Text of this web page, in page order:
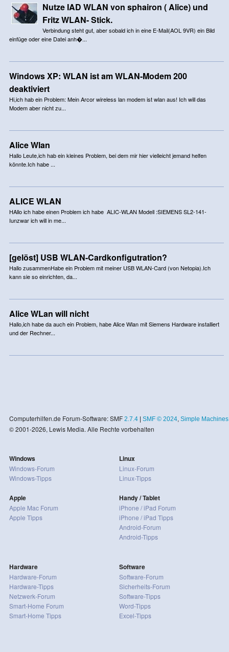
Nutze IAD WLAN von sphairon ( Alice) und
Fritz WLAN- Stick.
Verbindung steht gut, aber sobald ich in eine E-Mail(AOL 9VR) ein Bild
einfüge oder eine Datei anh�...
Windows XP: WLAN ist am WLAN-Modem 200
deaktiviert
Hi,ich hab ein Problem: Mein Arcor wireless lan modem ist wlan aus! Ich will das
Modem aber nicht zu...
Alice Wlan
Hallo Leute,ich hab ein kleines Problem, bei dem mir hier vielleicht jemand helfen
könnte.Ich habe ...
ALICE WLAN
HAllo ich habe einen Problem ich habe ALIC-WLAN Modell :SIEMENS SL2-141-
Iunzwar ich will in me...
[gelöst] USB WLAN-Cardkonfigutration?
Hallo zusammenHabe ein Problem mit meiner USB WLAN-Card (von Netopia).Ich
kann sie so einrichten, da...
Alice WLan will nicht
Hallo,ich habe da auch ein Problem, habe Alice Wlan mit Siemens Hardware installiert
und der Rechner...
Computerhilfen.de Forum-Software: SMF 2.7.4| SMF © 2024, Simple Machines
© 2001-2026, Lewis Media. Alle Rechte vorbehalten
Windows
Windows-Forum
Windows-Tipps
Apple
Apple Mac Forum
Apple Tipps
Linux
Linux-Forum
Linux-Tipps
Handy / Tablet
iPhone / iPad Forum
iPhone / iPad Tipps
Android-Forum
Android-Tipps
Hardware
Hardware-Forum
Hardware-Tipps
Netzwerk-Forum
Smart-Home Forum
Smart-Home Tipps
Software
Software-Forum
Sicherheits-Forum
Software-Tipps
Word-Tipps
Excel-Tipps